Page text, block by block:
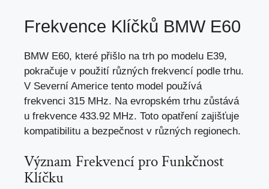
Frekvence Klíčků BMW E60
BMW E60, které přišlo na trh po modelu E39,
pokračuje v použití různých frekvencí podle trhu.
V Severní Americe tento model používá
frekvenci 315 MHz. Na evropském trhu zůstává
u frekvence 433.92 MHz. Toto opatření zajišťuje
kompatibilitu a bezpečnost v různých regionech.
Význam Frekvencí pro Funkčnost
Klíčku